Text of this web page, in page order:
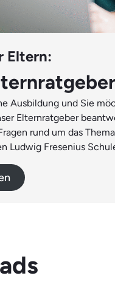
Eltern:
Ausbildung und Sie
Elternratgeber
rund um das Thema
Ludwig Fresenius